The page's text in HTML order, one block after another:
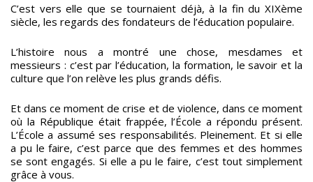
C’est vers elle que se tournaient déjà, à la fin du XIXème
siècle, les regards des fondateurs de l’éducation populaire.
L’histoire nous a montré une chose, mesdames et
messieurs : c’est par l’éducation, la formation, le savoir et la
culture que l’on relève les plus grands défis.
Et dans ce moment de crise et de violence, dans ce moment
où la République était frappée, l’École a répondu présent.
L’École a assumé ses responsabilités. Pleinement. Et si elle
a pu le faire, c’est parce que des femmes et des hommes
se sont engagés. Si elle a pu le faire, c’est tout simplement
grâce à vous.